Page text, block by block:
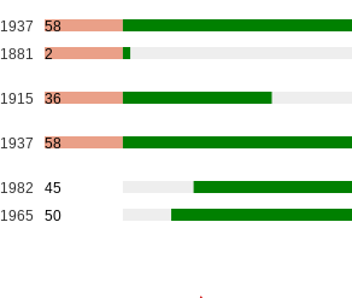
1937
58
1881 2
1915 36
1937 58
1982
45
1965 50